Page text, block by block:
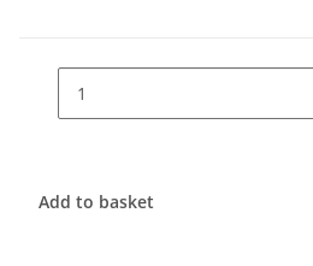
Add to basket